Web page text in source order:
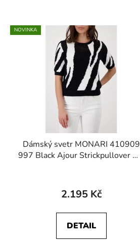
NOVINKA
Dámský svetr MONARI 410909
997 Black Ajour Strickpullover mit
2.195 Kč
DETAIL